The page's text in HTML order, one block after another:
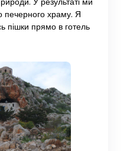
печерного храму. Я
пішки прямо в готель